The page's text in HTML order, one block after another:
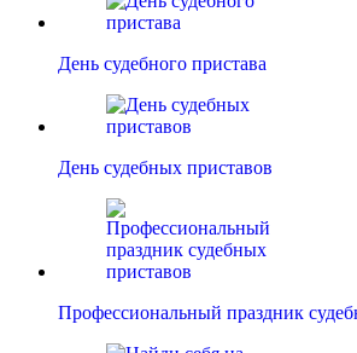
День судебного пристава
День судебных приставов
Профессиональный праздник